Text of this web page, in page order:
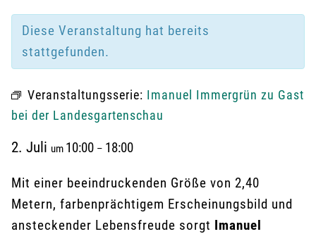
Diese Veranstaltung hat bereits
stattgefunden.
Veranstaltungsserie: Imanuel Immergrün zu Gast
bei der Landesgartenschau
2. Juli um 10:00 – 18:00
Mit einer beeindruckenden Größe von 2,40
Metern, farbenprächtigem Erscheinungsbild und
ansteckender Lebensfreude sorgt Imanuel